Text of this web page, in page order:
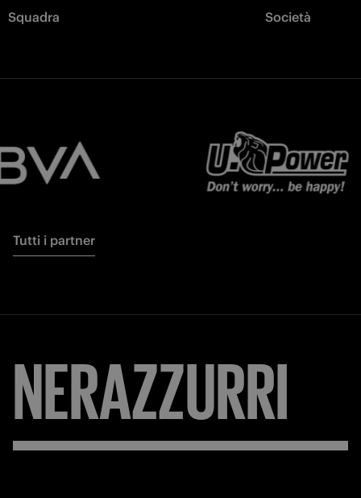
Squadra Società
Tutti i partner
NERAZZURRI